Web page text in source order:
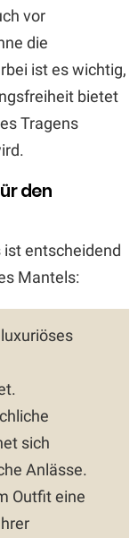
vor
die
ist es wichtig,
bietet
Tragens
den
entscheidend
Mantels:
sich
Anlässe.
Outfit eine